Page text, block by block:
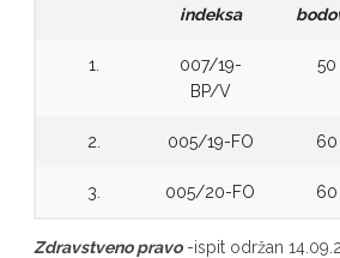
indeksa
1.
007/19-
BP/V
50
2. 005/19-FO 60
3. 005/20-FO 60
Zdravstveno pravo-ispit održan